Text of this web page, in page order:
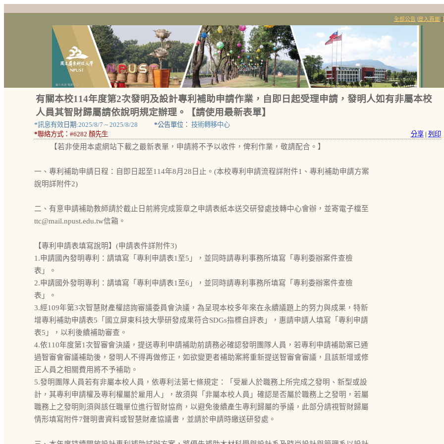
全部公告 登入頁面
有關本校114年度第2次發明及設計專利補助申請作業，自即日起受理申請，發明人如有非屬本校
人員其智財歸屬請依說明規定辦理。【請使用最新表單】
*訊息有效日期:2025/8/7 ~ 2025/8/28 *公告單位： 技術轉移中心
*聯絡方式： #6282 顏先生 分享 | 列印
【若非使用本處網站下載之最新表單，申請將不予以收件，俾利作業，敬請配合。】
一、專利補助申請日程：自即日起至114年8月28日止。(本校專利申請流程詳附件1、專利補助申請方案
說明詳附件2)
二、有意申請補助教師請於截止日前將完成簽章之申請表紙本送交研發處技轉中心會辦，並寄電子檔至
ttc@mail.npust.edu.tw信箱。
【專利申請表填寫說明】(申請表件詳附件3)
1.申請國內發明專利：請填寫「專利申請表1至5」，並同時請專利事務所填寫「專利委辦案件查檢
表」。
2.申請國外發明專利：請填寫「專利申請表1至6」，並同時請專利事務所填寫「專利委辦案件查檢
表」。
3.經109年第3次智慧財產權諮詢審議委員會決議，為呈現本校多年來在永續議題上的努力與成果，特新
增專利補助申請表5「國立屏東科技大學研發成果符合SDGs指標自評表」，惠請申請人填寫「專利申請
表5」，以利後續補助審查。
4.依110年度第1次智審會決議，提送專利申請補助前請務必確認發明團隊人員，若專利申請補助案已通
過智審會審議補助後，發明人不得再做修正，如欲變更者補助案將重新提送智審會審議，且該新增或修
正人員之相關費用將不予補助。
5.發明團隊人員若有非屬本校人員，依專利法第七條規定：「受雇人於職務上所完成之發明、新型或設
計，其專利申請權及專利權屬於雇用人」，故須與「非屬本校人員」確認是否屬於職務上之發明，若屬
職務上之發明則須與該任職單位進行智財協商，以避免後續產生專利歸屬的爭議，此部分請視智財歸屬
情形填寫附件7聲明書資料或智慧財產協議書，並請於申請時繳送研發處。